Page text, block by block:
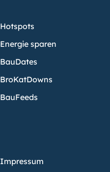
Hotspots
Energie sparen
BauDates
BroKatDowns
BauFeeds
Impressum